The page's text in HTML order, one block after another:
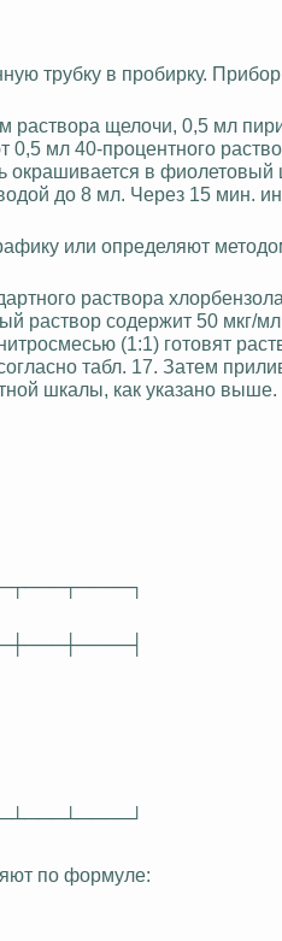
трубку в пробирку.
раствора щелочи, 0,5 мл
0,5 мл 40-процентного
окрашивается в фиолетовый
до 8 мл. Через 15 мин.
или определяют
раствора
раствор содержит 50 мкг/мл
(1:1) готовят
табл. 17. Затем
шкалы, как указано
по формуле: